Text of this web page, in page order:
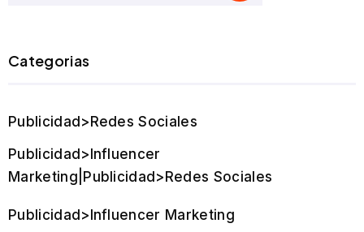
Categorias
Publicidad>Redes Sociales
Publicidad>Influencer
Marketing|Publicidad>Redes Sociales
Publicidad>Influencer Marketing